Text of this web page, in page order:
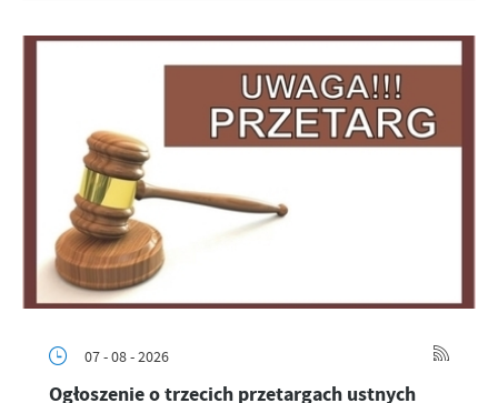
07 - 08 - 2026
Ogłoszenie o trzecich przetargach ustnych